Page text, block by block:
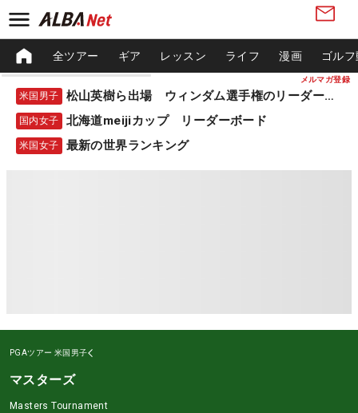
メルマガ登録
全ツアー ギア レッスン ライフ 漫画 ゴル
米国男子 松山英樹ら出場 ウィンダム選手権のリーダーボード
国内女子 北海道meijiカップ リーダーボード
米国女子 最新の世界ランキング
PGAツアー 米国男子
マスターズ
Masters Tournament